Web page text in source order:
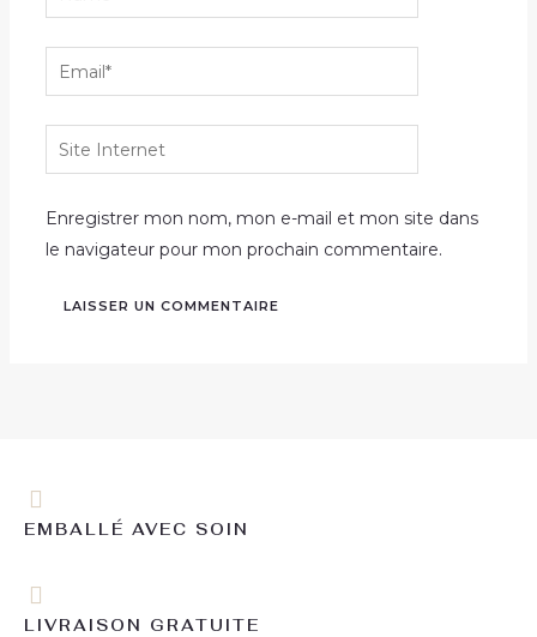
Email*
Site
Internet
Enregistrer mon nom, mon e-mail et mon site dans
le navigateur pour mon prochain commentaire.
EMBALLÉ AVEC SOIN
LIVRAISON GRATUITE